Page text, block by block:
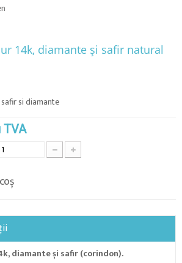
14k, diamante și safir natural
si diamante
TVA
diamante și safir (corindon).